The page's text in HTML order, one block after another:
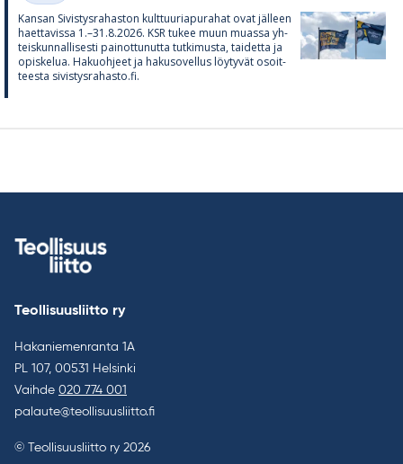
Kan­san Si­vis­tys­ra­has­ton kult­tuu­ria­pu­ra­hat ovat jäl­leen
haet­ta­vissa 1.–31.8.2026. KSR tu­kee muun muassa yh­
teis­kun­nal­li­sesti pai­not­tu­nutta tut­ki­musta, tai­detta ja
opis­ke­lua. Ha­kuoh­jeet ja ha­kuso­vel­lus löy­ty­vät osoit­
teesta si­vis­tys­ra­hasto.fi.
Teollisuusliitto ry
Hakaniemenranta 1A
PL 107, 00531 Helsinki
Vaihde 020 774 001
palaute@teollisuusliitto.fi
© Teollisuusliitto ry 2026